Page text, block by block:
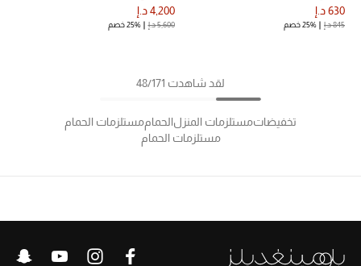
630 د.إ
845 د.إ 25% خصم
4,200 د.إ
5,600 د.إ 25% خصم
لقد شاهدت 48/171
تخفيضاتمستلزمات المنزلالحماممستلزمات الحمام
مستلزمات الحمام